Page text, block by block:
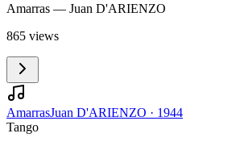
Amarras — Juan D'ARIENZO
865 views
AmarrasJuan D'ARIENZO · 1944
Tango